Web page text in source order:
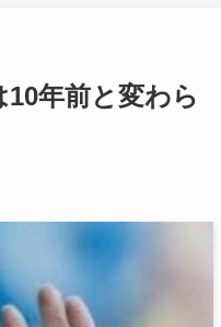
年前と変わら